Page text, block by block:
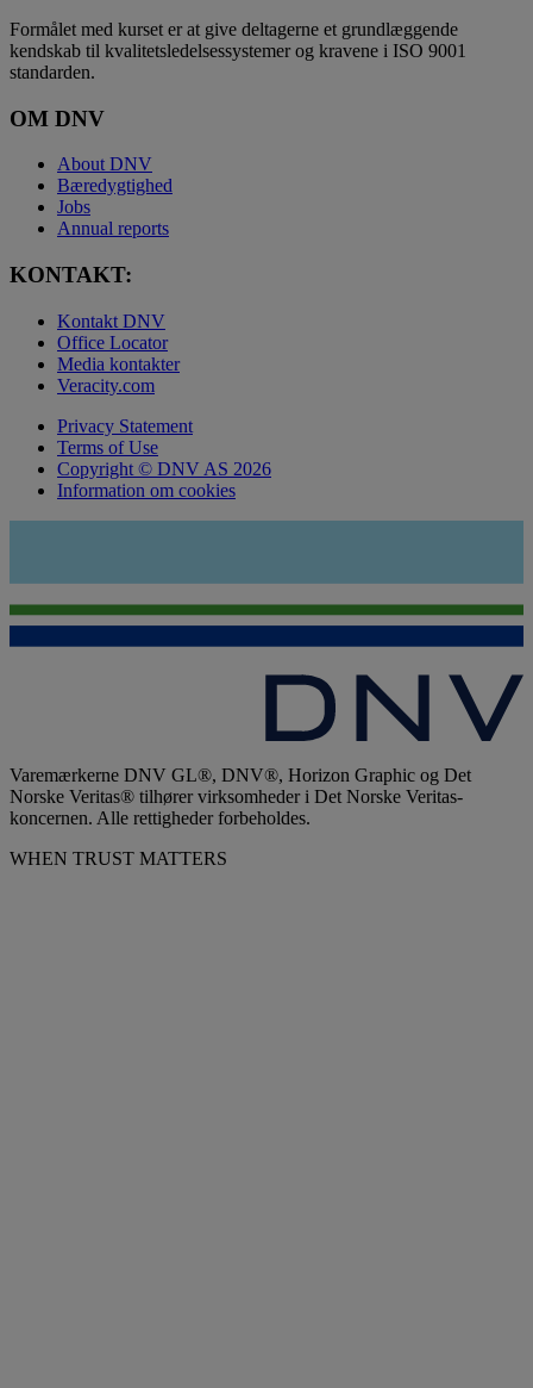
Formålet med kurset er at give deltagerne et grundlæggende
kendskab til kvalitetsledelsessystemer og kravene i ISO 9001
standarden.
OM DNV
About DNV
Bæredygtighed
Jobs
Annual reports
KONTAKT:
Kontakt DNV
Office Locator
Media kontakter
Veracity.com
Privacy Statement
Terms of Use
Copyright © DNV AS 2026
Information om cookies
Varemærkerne DNV GL®, DNV®, Horizon Graphic og Det
Norske Veritas® tilhører virksomheder i Det Norske Veritas-
koncernen. Alle rettigheder forbeholdes.
WHEN TRUST MATTERS